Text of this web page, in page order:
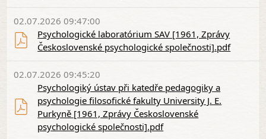
Psychologické laboratórium SAV [1961, Zprávy
Československé psychologické společnosti].pdf
02.07.2026 09:47:00
Psychologiký ústav při katedře pedagogiky a
psychologie filosofické fakulty University J. E.
Purkyně [1961, Zprávy Československé
psychologické společnosti].pdf
02.07.2026 09:45:20